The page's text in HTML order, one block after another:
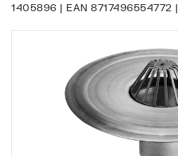
1405896 | EAN 8717496554772 |